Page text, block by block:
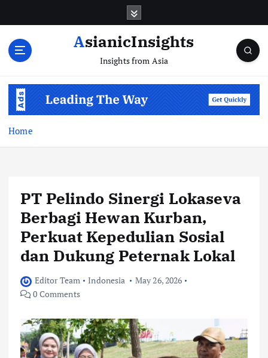
AsianicInsights
Insights from Asia
Home
PT Pelindo Sinergi Lokaseva
Berbagi Hewan Kurban,
Perkuat Kepedulian Sosial
dan Dukung Peternak Lokal
Editor Team Indonesia
May 26, 2026
0 Comments